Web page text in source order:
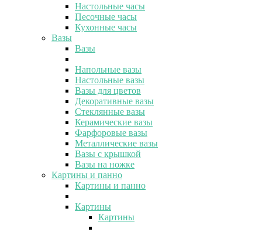
Настольные часы
Песочные часы
Кухонные часы
Вазы
Вазы
Напольные вазы
Настольные вазы
Вазы для цветов
Декоративные вазы
Стеклянные вазы
Керамические вазы
Фарфоровые вазы
Металлические вазы
Вазы с крышкой
Вазы на ножке
Картины и панно
Картины и панно
Картины
Картины